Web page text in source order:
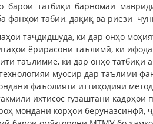
барои татбиқи барномаи
фанҳои табиӣ, дақиқ ва риёзӣ
таҷдидшуда, ки дар онҳо
ёрирасони таълимӣ, ки
таълимие, ки дар онҳо
муосир дар таълими
фаъолияти иттиҳодияи
ихтисос гузаштани
мондани корҳои